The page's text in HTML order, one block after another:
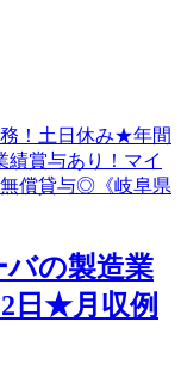
バの製造業
日★月収例